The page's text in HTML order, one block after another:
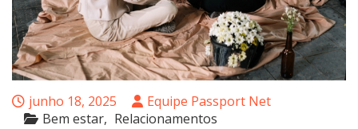
junho 18, 2025
Equipe Passport Net
Bem estar
Relacionamentos